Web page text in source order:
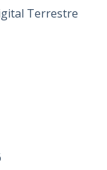
Terrestre